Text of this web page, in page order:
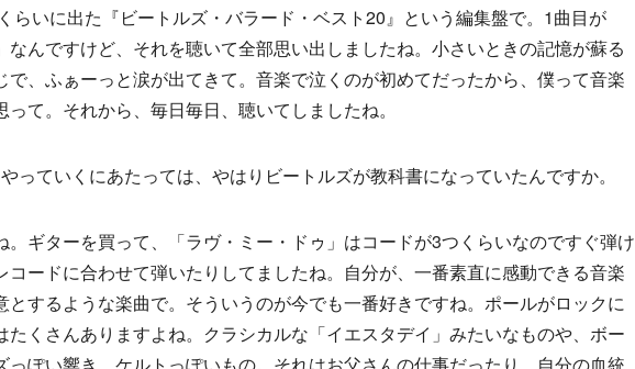
らいに出た『ビートルズ・バラード・ベスト20』という編集盤で。1曲目が
なんですけど、それを聴いて全部思い出しましたね。小さいときの記憶が蘇る
で、ふぁーっと涙が出てきて。音楽で泣くのが初めてだったから、僕って音楽
って。それから、毎日毎日、聴いてしましたね。
っていくにあたっては、やはりビートルズが教科書になっていたんですか。
。ギターを買って、「ラヴ・ミー・ドゥ」はコードが3つくらいなのですぐ弾け
コードに合わせて弾いたりしてましたね。自分が、一番素直に感動できる音楽
とするような楽曲で。そういうのが今でも一番好きですね。ポールがロックに
たくさんありますよね。クラシカルな「イエスタデイ」みたいなものや、ボー